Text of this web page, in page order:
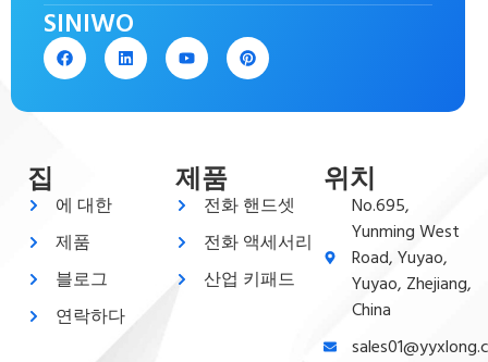
SINIWO
집
에 대한
제품
블로그
연락하다
제품
전화 핸드셋
전화 액세서리
산업 키패드
위치
No.695,
Yunming West
Road, Yuyao,
Yuyao, Zhejiang,
China